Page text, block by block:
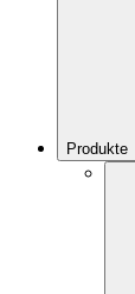
Produkte